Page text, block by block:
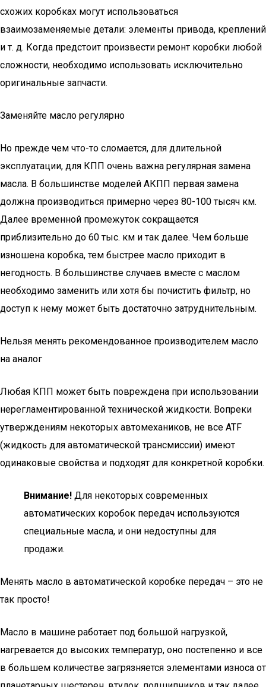
схожих коробках могут использоваться
взаимозаменяемые детали: элементы привода, креплений
и т. д. Когда предстоит произвести ремонт коробки любой
сложности, необходимо использовать исключительно
оригинальные запчасти.
Заменяйте масло регулярно
Но прежде чем что-то сломается, для длительной
эксплуатации, для КПП очень важна регулярная замена
масла. В большинстве моделей АКПП первая замена
должна производиться примерно через 80-100 тысяч км.
Далее временной промежуток сокращается
приблизительно до 60 тыс. км и так далее. Чем больше
изношена коробка, тем быстрее масло приходит в
негодность. В большинстве случаев вместе с маслом
необходимо заменить или хотя бы почистить фильтр, но
доступ к нему может быть достаточно затруднительным.
Нельзя менять рекомендованное производителем масло
на аналог
Любая КПП может быть повреждена при использовании
нерегламентированной технической жидкости. Вопреки
утверждениям некоторых автомехаников, не все ATF
(жидкость для автоматической трансмиссии) имеют
одинаковые свойства и подходят для конкретной коробки.
Внимание! Для некоторых современных
автоматических коробок передач используются
специальные масла, и они недоступны для
продажи.
Менять масло в автоматической коробке передач – это не
так просто!
Масло в машине работает под большой нагрузкой,
нагревается до высоких температур, оно постепенно и все
в большем количестве загрязняется элементами износа от